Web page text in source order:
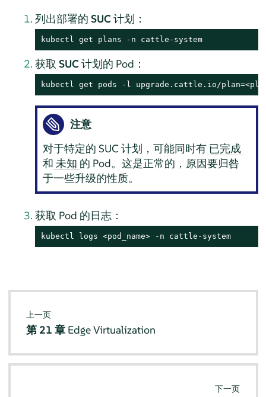
列出部署的 SUC计划：
kubectl get plans -n cattle-system
获取 SUC计划的 Pod：
kubectl get pods -l upgrade.cattle.io/
注意
对于特定的 SUC 计划，可能同时有 已完成
和 未知 的 Pod。这是正常的，原因要归咎
于一些升级的性质。
获取 Pod 的日志：
kubectl logs <pod_name> -n cattle-system
上一页
第 21 章 Edge Virtualization
下一页